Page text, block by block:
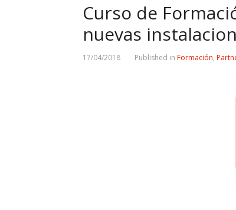
Curso de
nuevas
17/04/2018 Published in Formación,